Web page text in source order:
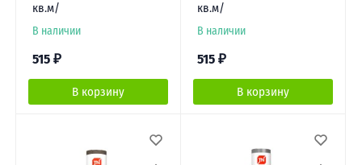
кв.м/
В наличии
515 ₽
В корзину
кв.м/
В наличии
515 ₽
В корзину